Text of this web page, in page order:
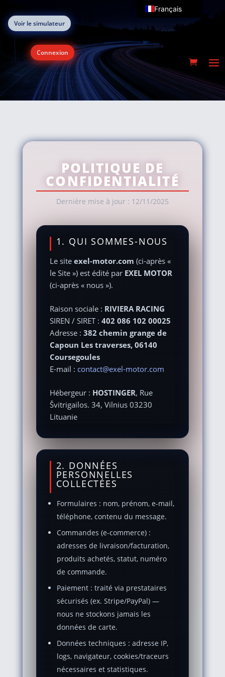
Voir le simulateur
Connexion
POLITIQUE DE
CONFIDENTIALITÉ
Dernière mise à jour : 12/11/2025
1. QUI SOMMES-NOUS
Le site exel-motor.com (ci-après «
le Site ») est édité par EXEL MOTOR
(ci-après « nous »).
Raison sociale : RIVIERA RACING
SIREN / SIRET : 402 086 102 00025
Adresse : 382 chemin grange de
Capoun Les traverses, 06140
Coursegoules
E-mail : contact@exel-motor.com
Hébergeur : HOSTINGER, Rue
Švitrigailos. 34, Vilnius 03230
Lituanie
2. DONNÉES
PERSONNELLES
COLLECTÉES
Formulaires : nom, prénom, e-mail,
téléphone, contenu du message.
Commandes (e-commerce) :
adresses de livraison/facturation,
produits achetés, statut, numéro
de commande.
Paiement : traité via prestataires
sécurisés (ex. Stripe/PayPal) —
nous ne stockons jamais les
données de carte.
Données techniques : adresse IP,
logs, navigateur, cookies/traceurs
nécessaires et statistiques.
Français
English (UK)